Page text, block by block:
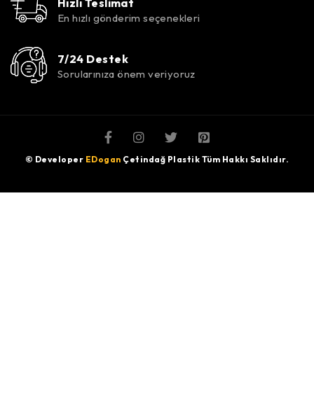
Hızlı Teslimat
En hızlı gönderim seçenekleri
7/24 Destek
Sorularınıza önem veriyoruz
© Developer EDogan Çetindağ Plastik Tüm Hakkı Saklıdır.